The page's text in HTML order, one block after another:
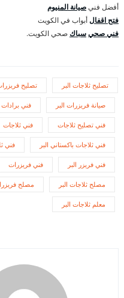
أفضل فنيصيانة المنيوم
فتح اقفالأبواب في الكويت
فني صحيسباك صحي الكويت.
تصليح ثلاجات البر تصليح
صيانة فريزرات البر فني برادات
فني تصليح ثلاجات فني ثلاجات
فني ثلاجات باكستاني البر فني
فني فريزر البر فني فريزرات
مصلح ثلاجات البر مصلح
معلم ثلاجات البر